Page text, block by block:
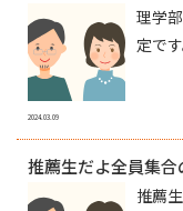
2024.03.09
理学
定で
ょう
推薦生だよ全員集
推薦